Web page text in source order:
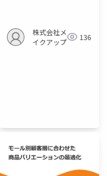
株式会社メ
イクアップ
136